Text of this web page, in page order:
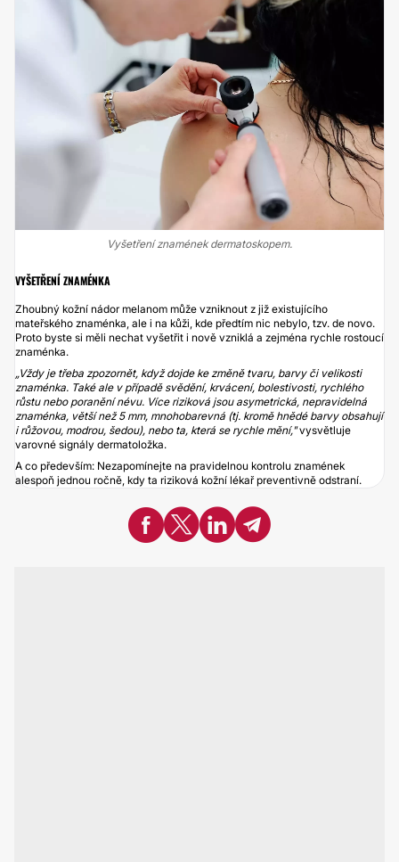
Vyšetření znamének dermatoskopem.
VYŠETŘENÍ ZNAMÉNKA
Zhoubný kožní nádor melanom může vzniknout z již existujícího
mateřského znaménka, ale i na kůži, kde předtím nic nebylo, tzv. de novo.
Proto byste si měli nechat vyšetřit i nově vzniklá a zejména rychle rostoucí
znaménka.
„Vždy je třeba zpozornět, když dojde ke změně tvaru, barvy či velikosti
znaménka. Také ale v případě svědění, krvácení, bolestivosti, rychlého
růstu nebo poranění névu. Více riziková jsou asymetrická, nepravidelná
znaménka, větší než 5 mm, mnohobarevná (tj. kromě hnědé barvy obsahují
i růžovou, modrou, šedou), nebo ta, která se rychle mění,"vysvětluje
varovné signály dermatoložka.
A co především: Nezapomínejte na pravidelnou kontrolu znamének
alespoň jednou ročně, kdy ta riziková kožní lékař preventivně odstraní.